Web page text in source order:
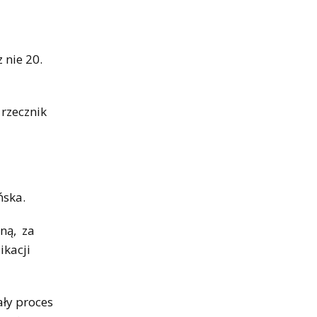
nie 20.
za
proces